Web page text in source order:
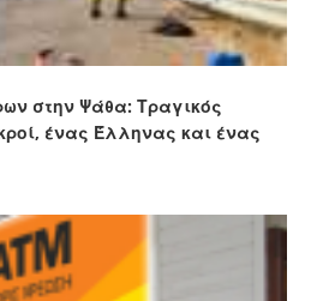
στην Ψάθα: Τραγικός
ένας Έλληνας και ένας